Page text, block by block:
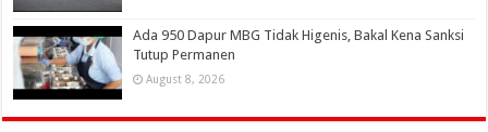
Ada 950 Dapur MBG Tidak Higenis, Bakal Kena Sanksi
Tutup Permanen
August 8, 2026